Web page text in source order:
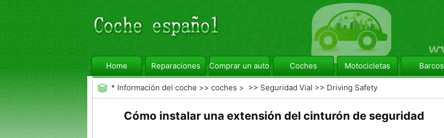
Home Reparaciones Comprar un automóvil Coches Motocicletas Barcos
* Información del coche >> coches > >> Seguridad Vial >> Driving Safety
Cómo instalar una extensión del cinturón de seguridad